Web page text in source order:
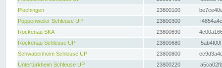
Plochingen
23800100
Poppenweiler Schleuse UP
23800300
Rockenau SKA
23800690
Rockenau Schleuse UP
23800680
Schwabenheim Schleuse UP
23800800
Untertürkheim Schleuse UP
23800220